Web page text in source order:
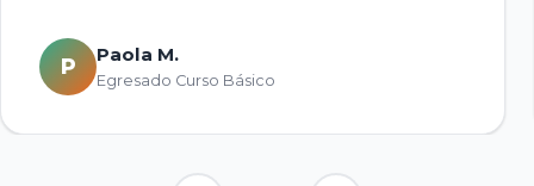
P Paola M.
Egresado Curso Básico